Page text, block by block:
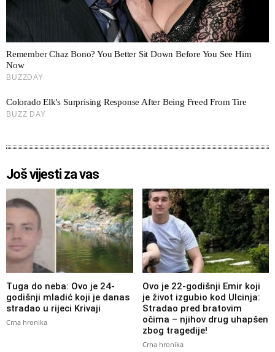
Još vijesti za vas
Tuga do neba: Ovo je 24-
godišnji mladić koji je danas
stradao u rijeci Krivaji
Crna hronika
Ovo je 22-godišnji Emir koji
je život izgubio kod Ulcinja:
Stradao pred bratovim
očima – njihov drug uhapšen
zbog tragedije!
Crna hronika